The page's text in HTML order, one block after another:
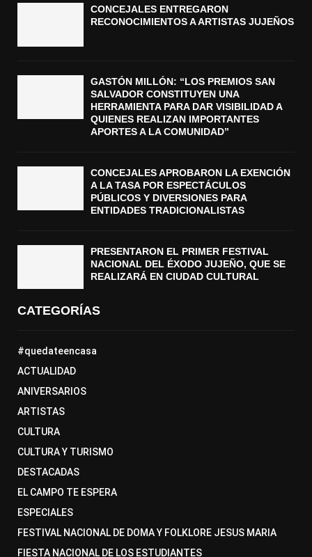
CONCEJALES ENTREGARON
RECONOCIMIENTOS A ARTISTAS JUJEÑOS
GASTÓN MILLÓN: “LOS PREMIOS SAN
SALVADOR CONSTITUYEN UNA
HERRAMIENTA PARA DAR VISIBILIDAD A
QUIENES REALIZAN IMPORTANTES
APORTES A LA COMUNIDAD”
CONCEJALES APROBARON LA EXENCIÓN
A LA TASA POR ESPECTÁCULOS
PÚBLICOS Y DIVERSIONES PARA
ENTIDADES TRADICIONALISTAS
PRESENTARON EL PRIMER FESTIVAL
NACIONAL DEL ÉXODO JUJEÑO, QUE SE
REALIZARÁ EN CIUDAD CULTURAL
CATEGORÍAS
#quedateencasa
ACTUALIDAD
ANIVERSARIOS
ARTISTAS
CULTURA
CULTURA Y TURISMO
DESTACADAS
EL CAMPO TE ESPERA
ESPECIALES
FESTIVAL NACIONAL DE DOMA Y FOLKLORE JESUS MARIA
FIESTA NACIONAL DE LOS ESTUDIANTES